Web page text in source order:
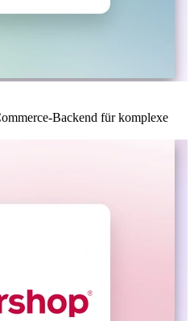
Backend für komplexe